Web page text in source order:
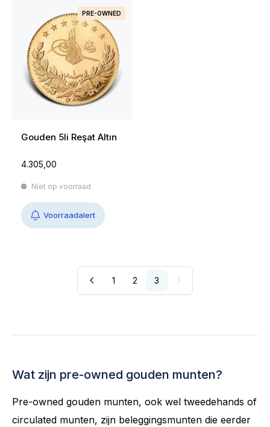
PRE-OWNED
Gouden 5li Reşat Altın
4.305,00
Niet op voorraad
Voorraadalert
1 2 3
Wat zijn pre-owned gouden munten?
Pre-owned gouden munten, ook wel tweedehands of
circulated munten, zijn beleggingsmunten die eerder